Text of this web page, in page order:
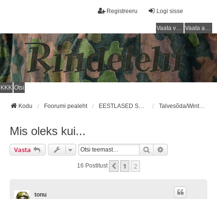
Logi sisse
Registreeru
Vaata vastamata teemasi Vaata aktiivseid teemasid
KKK Otsi
Kodu Foorumi pealeht EESTLASED SOOME ARMEES / ESTONIANS IN FINNISH ARMY Talvesõda/Winter War
Mis oleks kui...
Vasta Otsi
16 Postitust Eelmine
1 2
tonu